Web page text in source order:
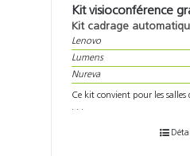
Kit visioconférence
Kit cadrage
Lenovo
Lumens
Nureva
Ce kit convient pour les salles
. . .